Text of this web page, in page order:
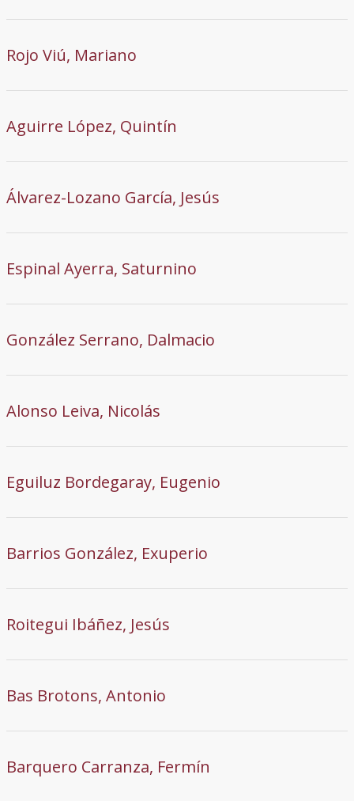
Rojo Viú, Mariano
Aguirre López, Quintín
Álvarez-Lozano García, Jesús
Espinal Ayerra, Saturnino
González Serrano, Dalmacio
Alonso Leiva, Nicolás
Eguiluz Bordegaray, Eugenio
Barrios González, Exuperio
Roitegui Ibáñez, Jesús
Bas Brotons, Antonio
Barquero Carranza, Fermín